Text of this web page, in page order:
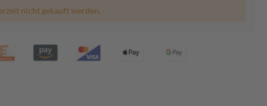
nicht gekauft werden.